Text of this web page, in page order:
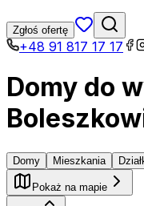
Zgłoś ofertę
+48 91 817 17 17
Domy do
Domy Mieszkania
Pokaż na mapie